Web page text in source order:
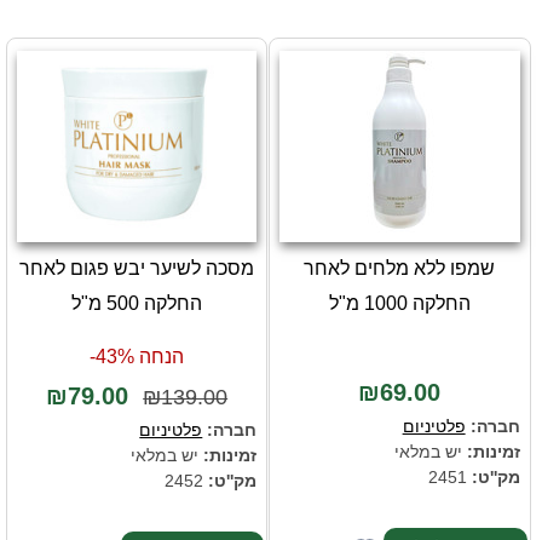
שמפו ללא מלחים לאחר
החלקה 1000 מ"ל
₪69.00
חברה: פלטיניום
זמינות: יש במלאי
מק''ט:
מסכה לשיער יבש פגום לאחר
החלקה 500 מ"ל
הנחה 43%-
₪139.00
₪79.00
חברה: פלטיניום
זמינות: יש במלאי
מק''ט: